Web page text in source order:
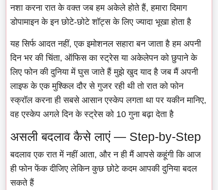
नशा करना रात के वक्त जब हम अकेले होते हैं, हमारा दिमाग
डोपामाइन के इन छोटे-छोटे शॉट्स के लिए ज्यादा भूखा होता है
यह सिर्फ आदत नहीं, एक इमोशनल सहारा बन जाता है हम अपनी
दिन भर की चिंता, ऑफिस का स्ट्रेस या अकेलेपन को छुपाने के
लिए फोन की दुनिया में घुस जाते हैं मुझे खुद याद है जब मैं अपनी
लाइफ के एक मुश्किल दौर से गुजर रही थी तो रात को फोन
स्क्रॉल करना ही सबसे आसान एस्केप लगता था पर यकीन मानिए,
वह एस्केप अगले दिन के स्ट्रेस को 10 गुना बढ़ा देता है
असली बदलाव कैसे लाएं — Step-by-Step
बदलाव एक रात में नहीं आता, और न ही मैं आपसे कहूंगी कि आज
ही फोन फेंक दीजिए लेकिन कुछ छोटे कदम आपकी दुनिया बदल
सकते हैं